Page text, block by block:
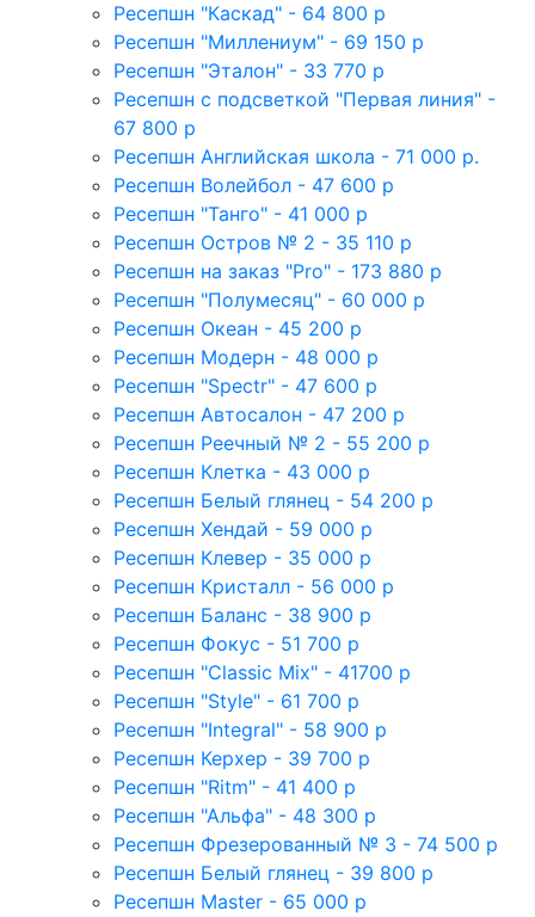
Ресепшн "Каскад" - 64 800 р
Ресепшн "Миллениум" - 69 150 р
Ресепшн "Эталон" - 33 770 р
Ресепшн с подсветкой "Первая линия" -
67 800 р
Ресепшн Английская школа - 71 000 р.
Ресепшн Волейбол - 47 600 р
Ресепшн "Танго" - 41 000 р
Ресепшн Остров № 2 - 35 110 р
Ресепшн на заказ "Pro" - 173 880 р
Ресепшн "Полумесяц" - 60 000 р
Ресепшн Океан - 45 200 р
Ресепшн Модерн - 48 000 р
Ресепшн "Spectr" - 47 600 р
Ресепшн Автосалон - 47 200 р
Ресепшн Реечный № 2 - 55 200 р
Ресепшн Клетка - 43 000 р
Ресепшн Белый глянец - 54 200 р
Ресепшн Хендай - 59 000 р
Ресепшн Клевер - 35 000 р
Ресепшн Кристалл - 56 000 р
Ресепшн Баланс - 38 900 р
Ресепшн Фокус - 51 700 р
Ресепшн "Classic Mix" - 41700 р
Ресепшн "Style" - 61 700 р
Ресепшн "Integral" - 58 900 р
Ресепшн Керхер - 39 700 р
Ресепшн "Ritm" - 41 400 р
Ресепшн "Альфа" - 48 300 р
Ресепшн Фрезерованный № 3 - 74 500 р
Ресепшн Белый глянец - 39 800 р
Ресепшн Master - 65 000 р